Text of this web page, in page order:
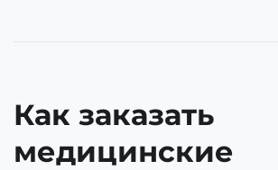
Как заказать
медицинские